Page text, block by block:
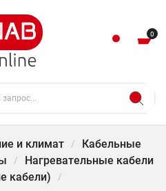
0
и климат
Кабельные
Нагревательные кабели
кабели)